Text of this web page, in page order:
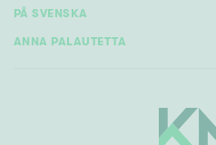
PÅ SVENSKA
ANNA PALAUTETTA